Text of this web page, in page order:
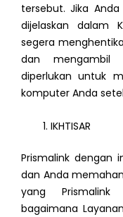
tersebut. Jika
dijelaskan dalam
segera
dan mengambil
diperlukan untuk
komputer Anda
IKHTISAR
Prismalink dengan
dan Anda
yang Prismalink
bagaimana